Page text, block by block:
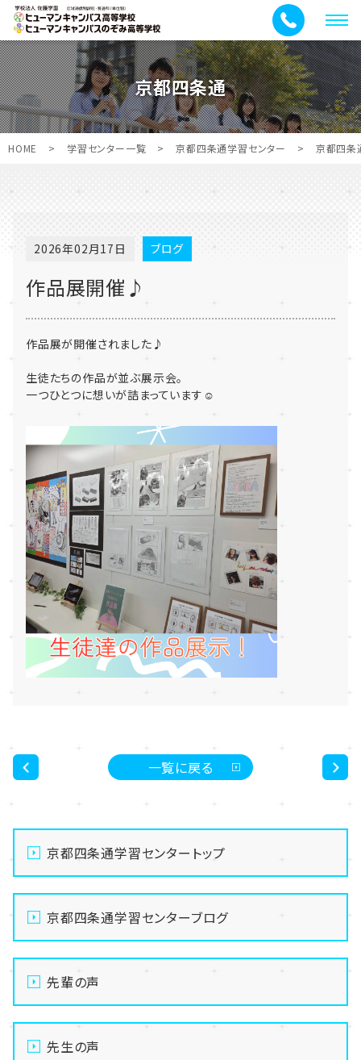
メ
ニ
ュ
ー
京都四条通
HOME > 学習センター一覧 > 京都四条通学習センター > 京都四条
2026年02月17日 ブログ
作品展開催♪
作品展が開催されました♪
生徒たちの作品が並ぶ展示会。
一つひとつに想いが詰まっています☺️
一覧に戻る
京都四条通学習センタートップ
京都四条通学習センターブログ
先輩の声
先生の声